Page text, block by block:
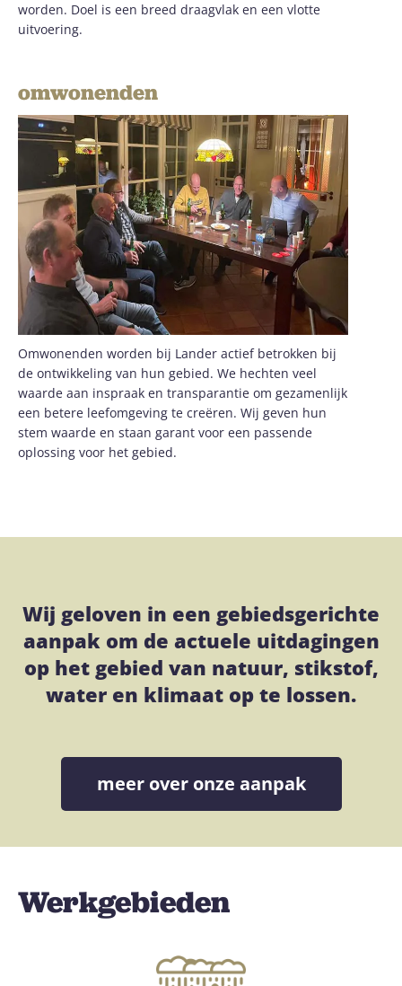
omwonenden
Omwonenden worden bij Lander actief betrokken bij
de ontwikkeling van hun gebied. We hechten veel
waarde aan inspraak en transparantie om gezamenlijk
een betere leefomgeving te creëren. Wij geven hun
stem waarde en staan garant voor een passende
oplossing voor het gebied.
worden. Doel is een breed draagvlak en een vlotte
uitvoering.
Wij geloven in een gebiedsgerichte
aanpak om de actuele uitdagingen
op het gebied van natuur, stikstof,
water en klimaat op te lossen.
meer over onze aanpak
Werkgebieden